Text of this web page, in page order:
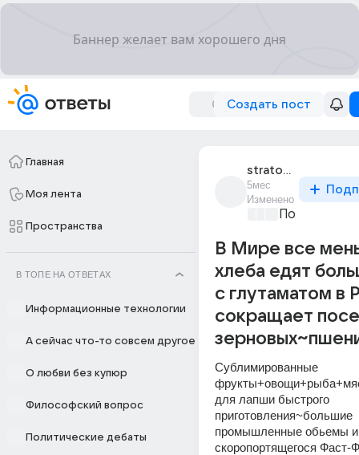
Создать пост
Главная
Моя лента
Пространства
В ТОПЕ НА ОТВЕТАХ
Информационные технологии
А сейчас что-то совсем другое
О любви без купюр
Философский вопрос
Политические дебаты
stratosfer
5мес
Изменено
В Мире все
хлеба едят
с глутаматом в
сокращает
Сублимированные
для лапши быстрого
приготовления~большие
промышленные обьемы
скоропортящегося Фаст-